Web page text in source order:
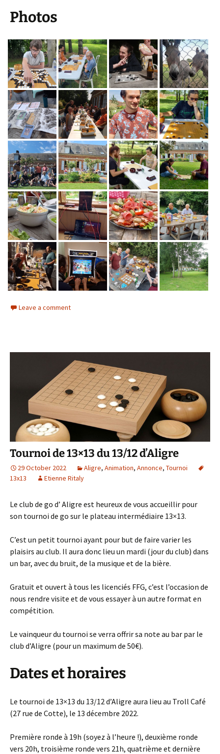
Photos
Leave a comment
Tournoi de 13×13 du 13/12 d’Aligre
29 October 2022 Aligre, Animation, Annonce, Tournoi
13x13
Etienne Ritaly
Le club de go d’ Aligre est heureux de vous accueillir pour
son tournoi de go sur le plateau intermédiaire 13×13.
C’est un petit tournoi ayant pour but de faire varier les
plaisirs au club. Il aura donc lieu un mardi (jour du club) dans
un bar, avec du bruit, de la musique et de la bière.
Gratuit et ouvert à tous les licenciés FFG, c’est l’occasion de
nous rendre visite et de vous essayer à un autre format en
compétition.
Le vainqueur du tournoi se verra offrir sa note au bar par le
club d’Aligre (pour un maximum de 50€).
Dates et horaires
Le tournoi de 13×13 du 13/12 d’Aligre aura lieu au Troll Café
(27 rue de Cotte), le 13 décembre 2022.
Première ronde à 19h (soyez à l’heure !), deuxième ronde
vers 20h, troisième ronde vers 21h, quatrième et dernière